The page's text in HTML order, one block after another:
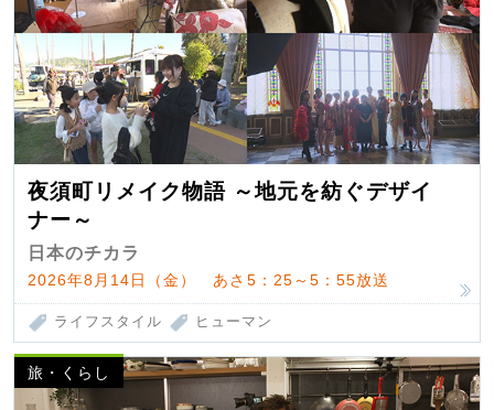
夜須町リメイク物語 ～地元を紡ぐデザイ
ナー～
日本のチカラ
2026年8月14日（金） あさ5：25～5：55放送
ライフスタイル ヒューマン
旅・くらし